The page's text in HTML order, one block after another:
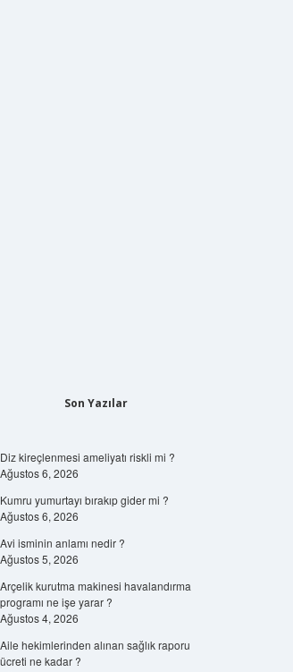
Son Yazılar
Diz kireçlenmesi ameliyatı riskli mi ?
Ağustos 6, 2026
Kumru yumurtayı bırakıp gider mi ?
Ağustos 6, 2026
Avi isminin anlamı nedir ?
Ağustos 5, 2026
Arçelik kurutma makinesi havalandırma
programı ne işe yarar ?
Ağustos 4, 2026
Aile hekimlerinden alınan sağlık raporu
ücreti ne kadar ?